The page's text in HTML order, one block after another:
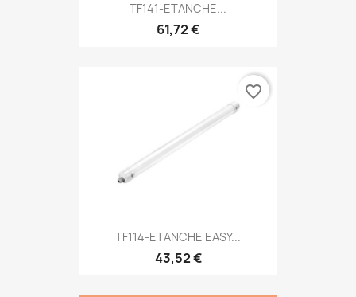
TF141-ETANCHE...
61,72 €
TF114-ETANCHE EASY...
43,52 €
favorite_border